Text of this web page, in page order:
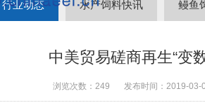
行业动态 水产饲料快讯 鳗鱼
中美贸易磋商再生“变
浏览次数： 249 发布时间： 2019-03-